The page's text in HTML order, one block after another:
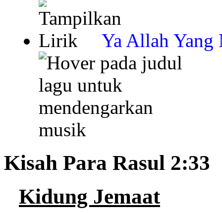
Ya Allah
Kisah Para Rasul 2:33
Kidung Jemaat